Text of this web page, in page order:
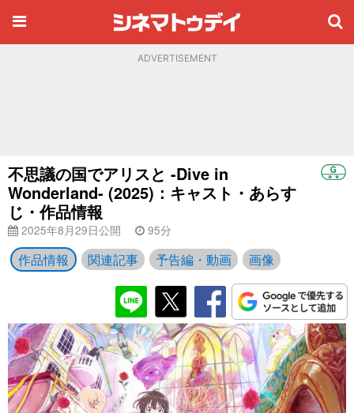
ADVERTISEMENT
不思議の国でアリスと -Dive in
Wonderland- (2025)：キャスト・あらす
じ・作品情報
2025年8月29日公開 95分
作品情報 関連記事 予告編・動画 画像